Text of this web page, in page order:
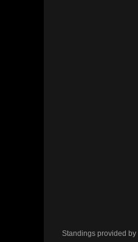
Standings provided by